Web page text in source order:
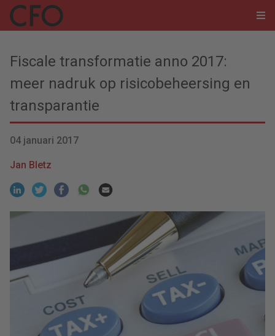
Fiscale transformatie anno 2017:
meer nadruk op risicobeheersing en
transparantie
04 januari 2017
Jan Bletz